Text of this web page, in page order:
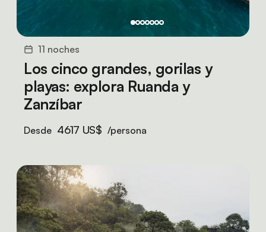
11 noches
Los cinco grandes, gorilas y
playas: explora Ruanda y
Zanzíbar
Desde 4617 US$ /persona